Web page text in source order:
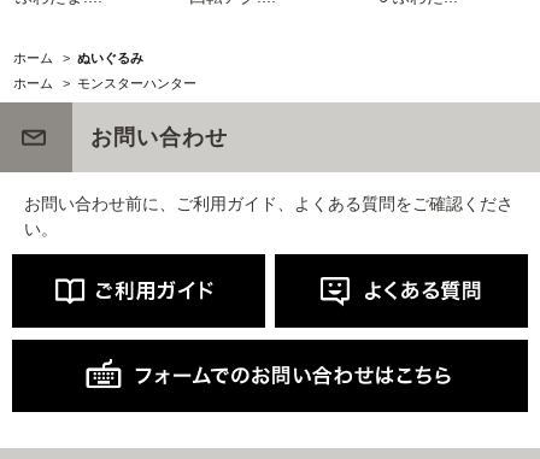
ホーム > ぬいぐるみ
ホーム
> モンスターハンター
お問い合わせ
お問い合わせ前に、ご利用ガイド、よくある質問をご確認くださ
い。